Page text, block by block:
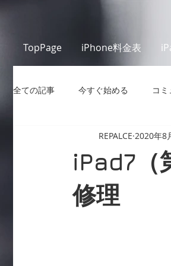
TopPage iPhone料金表
全ての記事 今すぐ始める コ
iPad7（
修理
REPALCE 2020年8